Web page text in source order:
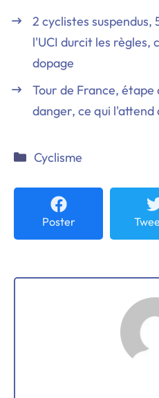
2 cyclistes
l'UCI durcit les règles,
dopage
Tour de France, étape
danger, ce qui l'attend
Catégories
Cyclisme
Poster